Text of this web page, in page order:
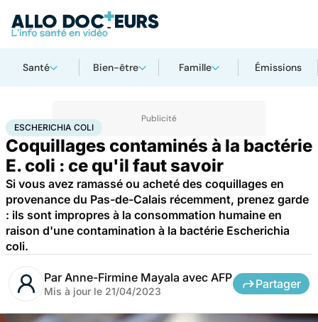
Santé Bien-être Famille Émissions
AccueilSantéMaladiesMaladies infectieuses
ESCHERICHIA COLI
Coquillages contaminés à la bactérie
E. coli : ce qu'il faut savoir
Si vous avez ramassé ou acheté des coquillages en
provenance du Pas-de-Calais récemment, prenez garde
: ils sont impropres à la consommation humaine en
raison d'une contamination à la bactérie Escherichia
coli.
Par Anne-Firmine Mayala avec AFP
Mis à jour le 21/04/2023
Partager